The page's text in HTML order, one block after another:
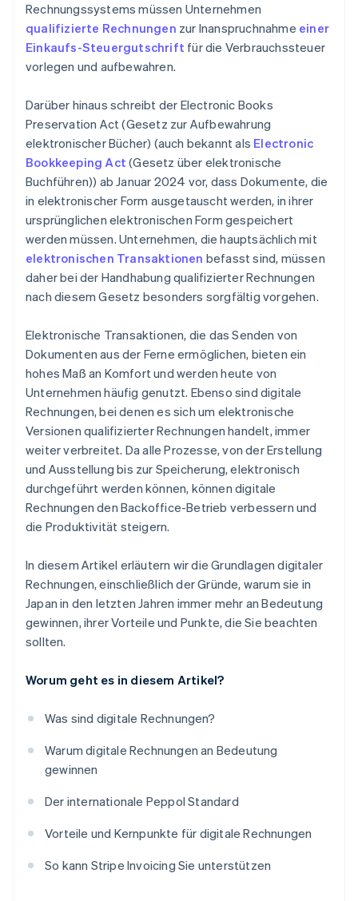
Rechnungssystems müssen Unternehmen
qualifizierte Rechnungen zur Inanspruchnahme einer
Einkaufs-Steuergutschrift für die Verbrauchssteuer
vorlegen und aufbewahren.
Darüber hinaus schreibt der Electronic Books
Preservation Act (Gesetz zur Aufbewahrung
elektronischer Bücher) (auch bekannt als Electronic
Bookkeeping Act (Gesetz über elektronische
Buchführen)) ab Januar 2024 vor, dass Dokumente, die
in elektronischer Form ausgetauscht werden, in ihrer
ursprünglichen elektronischen Form gespeichert
werden müssen. Unternehmen, die hauptsächlich mit
elektronischen Transaktionen befasst sind, müssen
daher bei der Handhabung qualifizierter Rechnungen
nach diesem Gesetz besonders sorgfältig vorgehen.
Elektronische Transaktionen, die das Senden von
Dokumenten aus der Ferne ermöglichen, bieten ein
hohes Maß an Komfort und werden heute von
Unternehmen häufig genutzt. Ebenso sind digitale
Rechnungen, bei denen es sich um elektronische
Versionen qualifizierter Rechnungen handelt, immer
weiter verbreitet. Da alle Prozesse, von der Erstellung
und Ausstellung bis zur Speicherung, elektronisch
durchgeführt werden können, können digitale
Rechnungen den Backoffice-Betrieb verbessern und
die Produktivität steigern.
In diesem Artikel erläutern wir die Grundlagen digitaler
Rechnungen, einschließlich der Gründe, warum sie in
Japan in den letzten Jahren immer mehr an Bedeutung
gewinnen, ihrer Vorteile und Punkte, die Sie beachten
sollten.
Worum geht es in diesem Artikel?
Was sind digitale Rechnungen?
Warum digitale Rechnungen an Bedeutung
gewinnen
Der internationale Peppol Standard
Vorteile und Kernpunkte für digitale Rechnungen
So kann Stripe Invoicing Sie unterstützen